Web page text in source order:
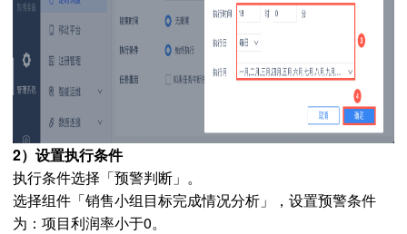
2）设置执行条件
执行条件选择「预警判断」。
选择组件「销售小组目标完成情况分析」，设置预警条件
为：项目利润率小于0。